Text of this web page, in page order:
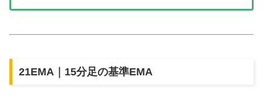
21EMA｜15分足の基準EMA